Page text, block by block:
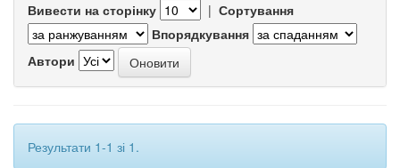
Вивести на сторінку | Сортування
Впорядкування
Автори
Результати 1-1 зі 1.